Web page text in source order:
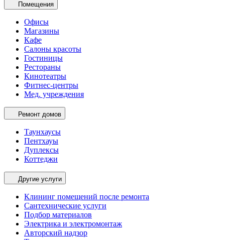
Помещения
Офисы
Магазины
Кафе
Салоны красоты
Гостиницы
Рестораны
Кинотеатры
Фитнес-центры
Мед. учреждения
Ремонт домов
Таунхаусы
Пентхауы
Дуплексы
Коттеджи
Другие услуги
Клининг помещений после ремонта
Сантехнические услуги
Подбор материалов
Электрика и электромонтаж
Авторский надзор